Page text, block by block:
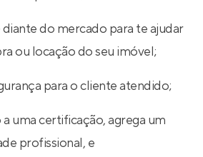
do mercado para te ajudar
ou locação do seu imóvel;
para o cliente atendido;
uma certificação, agrega um
profissional, e